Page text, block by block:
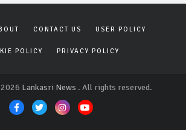
CONTACT US USER POLICY
POLICY PRIVACY POLICY
Lankasri News . All rights reserved.